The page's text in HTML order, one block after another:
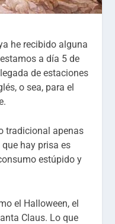
he recibido alguna
a día 5 de
de estaciones
o sea, para el
tradicional apenas
hay prisa es
estúpido y
el Halloween, el
Claus. Lo que